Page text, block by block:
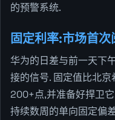
的预警系统.
固定利率:市场首次
华为的日差与前一天下
接的信号. 固定值比北
200+点,并准备好捍卫
持续数周的单向固定偏